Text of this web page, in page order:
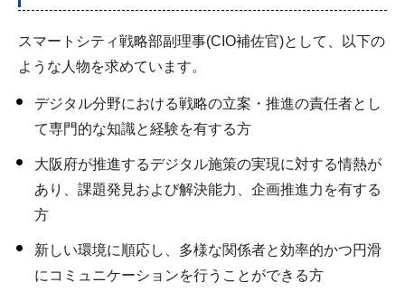
スマートシティ戦略部副理事(CIO補佐官)として、以下の
ような人物を求めています。
デジタル分野における戦略の立案・推進の責任者とし
て専門的な知識と経験を有する方
大阪府が推進するデジタル施策の実現に対する情熱が
あり、課題発見および解決能力、企画推進力を有する
方
新しい環境に順応し、多様な関係者と効率的かつ円滑
にコミュニケーションを行うことができる方